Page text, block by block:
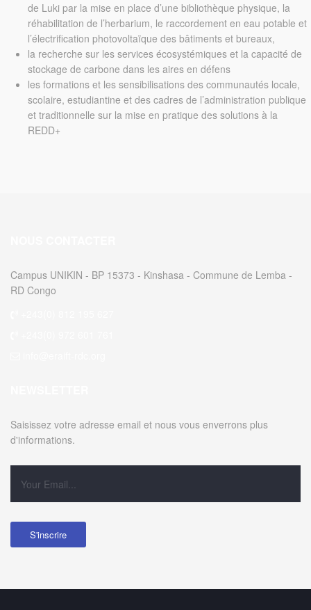
de Luki par la mise en place d’une bibliothèque physique, la
réhabilitation de l’herbarium, le raccordement en eau potable et
l’électrification photovoltaïque des bâtiments et bureaux,
la recherche sur les services écosystémiques et la capacité de
stockage de carbone dans les aires en défens
les formations et les sensibilisations des communautés locale,
scolaire, estudiantine et des cadres de l’administration publique
et traditionnelle sur la mise en pratique des solutions à la
REDD+
Campus UNIKIN - BP 15373 - Kinshasa - Commune de Lemba -
RD Congo
Saisissez votre adresse email et nous vous enverrons plus
d'informations.